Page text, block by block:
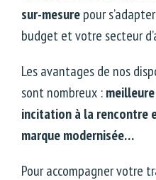
sur-mesurepour
budget et votre secteur
Les avantages de nos
sont nombreux :
incitation à la rencontre
marque modernisée…
Pour accompagner votre